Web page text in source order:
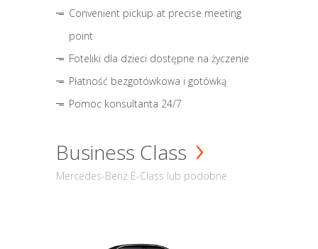
Convenient pickup at precise meeting
point
Foteliki dla dzieci dostępne na życzenie
Płatność bezgotówkowa i gotówką
Pomoc konsultanta 24/7
Business Class
Mercedes-Benz E-Class lub podobne